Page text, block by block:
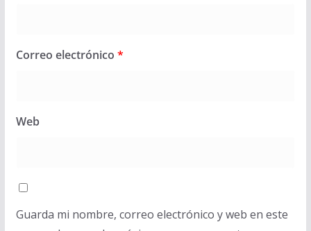
Correo electrónico *
Web
Guarda mi nombre, correo electrónico y web en este